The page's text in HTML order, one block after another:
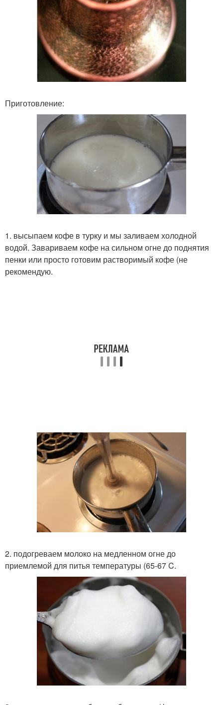
Приготовление:
1. высыпаем кофе в турку и мы заливаем холодной
водой. Завариваем кофе на сильном огне до поднятия
пенки или просто готовим растворимый кофе (не
рекомендую.
2. подогреваем молоко на медленном огне до
приемлемой для питья температуры (65-67 C.